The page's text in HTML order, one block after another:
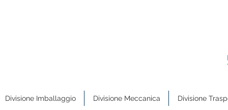
Divisione Imballaggio Divisione Meccanica Divisione